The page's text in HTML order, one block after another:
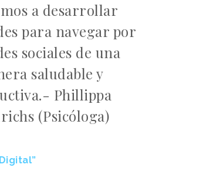
a desarrollar
para navegar por
sociales de una
saludable y
Phillippa
(Psicóloga)